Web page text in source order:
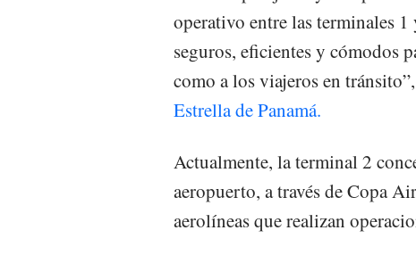
operativo entre las terminales
seguros, eficientes y cómodos
como a los viajeros en
Estrella de Panamá.
Actualmente, la terminal 2
aeropuerto, a través de Copa
aerolíneas que realizan